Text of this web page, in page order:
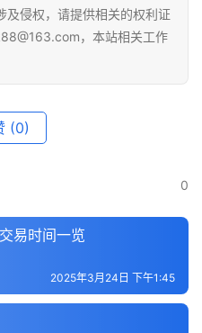
及侵权，请提供相关的权利证
，本站相关工作
(0)
0
易时间一览
2025年3月24日 下午1:45